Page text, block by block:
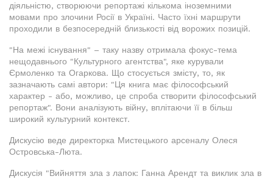
діяльністю, створюючи репортажі кількома іноземними
мовами про злочини Росії в Україні. Часто їхні маршрути
проходили в безпосередній близькості від ворожих позицій.
"На межі існування" – таку назву отримала фокус-тема
нещодавнього "Культурного агентства", яке курували
Єрмоленко та Огаркова. Що стосується змісту, то, як
зазначають самі автори: "Ця книга має філософський
характер - або, можливо, це спроба створити філософський
репортаж". Вони аналізують війну, вплітаючи її в більш
широкий культурний контекст.
Дискусію веде директорка Мистецького арсеналу Олеся
Островська-Люта.
Дискусія "Вийняття зла з лапок: Ганна Арендт та виклик зла в